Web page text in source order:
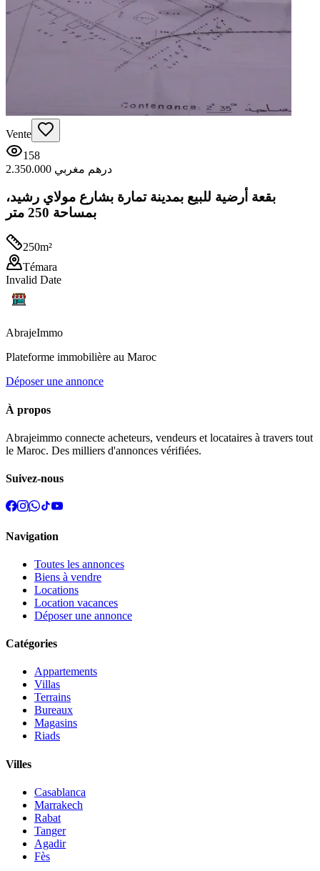
Vente
158
2.350.000 درهم مغربي
بقعة أرضية للبيع بمدينة تمارة بشارع مولاي رشيد،
بمساحة 250 متر
250m²
Témara
Invalid Date
AbrajeImmo
Plateforme immobilière au Maroc
Déposer une annonce
À propos
Abrajeimmo connecte acheteurs, vendeurs et locataires à travers tout
le Maroc. Des milliers d'annonces vérifiées.
Suivez-nous
Navigation
Toutes les annonces
Biens à vendre
Locations
Location vacances
Déposer une annonce
Catégories
Appartements
Villas
Terrains
Bureaux
Magasins
Riads
Villes
Casablanca
Marrakech
Rabat
Tanger
Agadir
Fès